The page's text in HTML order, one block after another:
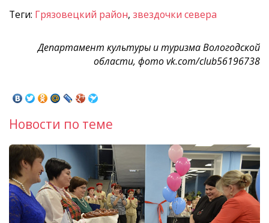
Теги: Грязовецкий район, звездочки севера
Департамент культуры и туризма Вологодской
области, фото vk.com/club56196738
Новости по теме